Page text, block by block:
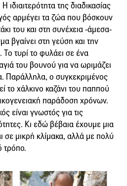
ιδιαιτερότητα της διαδικασίας
αρμέγει τα ζώα που βόσκουν
του και στη συνέχεια -άμεσα-
βγαίνει στη γεύση και την
Το τυρί το φυλάει σε ένα
του βουνού για να ωριμάζει
Παράλληλα, ο συγκεκριμένος
το χάλκινο καζάνι του παππού
παράδοση χρόνων.
είναι γνωστός για τις
Κι εδώ βέβαια έχουμε μια
σε μικρή κλίμακα, αλλά με πολύ
τρόπο.